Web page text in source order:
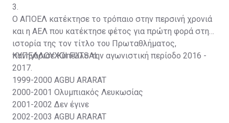
3.
Ο ΑΠΟΕΛ κατέκτησε το τρόπαιο στην περσινή χρονιά
και η ΑΕΛ που κατέκτησε φέτος για πρώτη φορά στην
ιστορία της τον τίτλο του Πρωταθλήματος,
πανηγύρισε Κύπελλο την αγωνιστική περίοδο 2016 -
2017.
ΚΥΠΕΛΛΟΥΧΟΙ FUTSAL
1999-2000 AGBU ARARAT
2000-2001 Ολυμπιακός Λευκωσίας
2001-2002 Δεν έγινε
2002-2003 AGBU ARARAT